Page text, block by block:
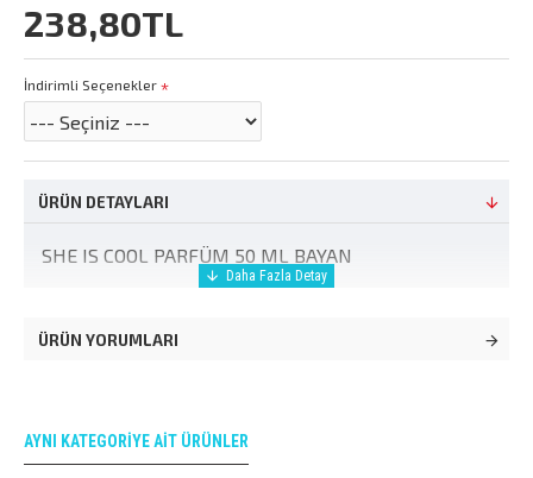
238,80TL
İndirimli Seçenekler
ÜRÜN DETAYLARI
SHE IS COOL PARFÜM 50 ML BAYAN
ÜRÜN YORUMLARI
AYNI KATEGORIYE AIT ÜRÜNLER